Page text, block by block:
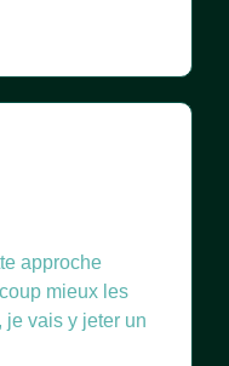
approche
mieux les
je vais y jeter un